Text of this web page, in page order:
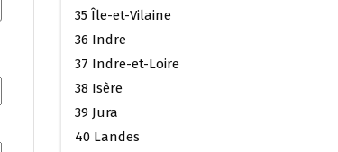
35 Île-et-Vilaine
36 Indre
37 Indre-et-Loire
38 Isère
39 Jura
40 Landes